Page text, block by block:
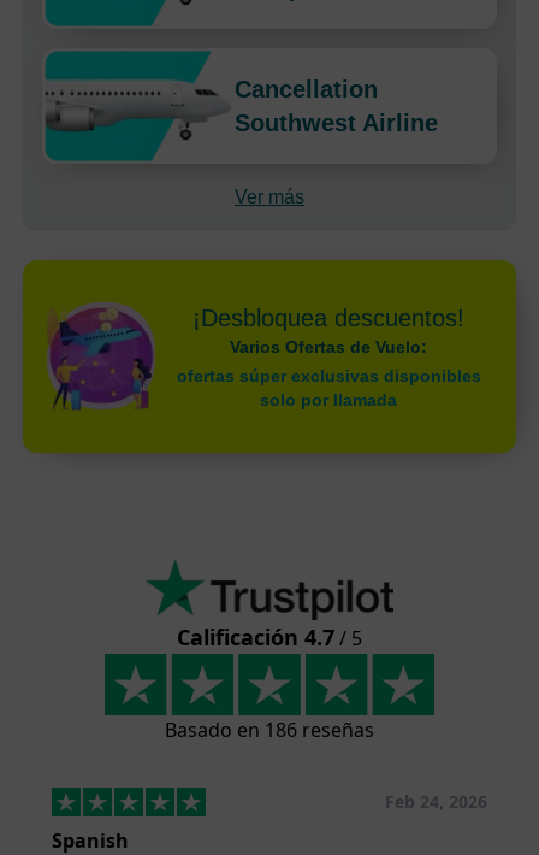
Cancellation
Southwest Airline
Ver más
¡Desbloquea descuentos!
Varios Ofertas de Vuelo:
ofertas súper exclusivas disponibles
solo por llamada
Calificación 4.7/ 5
Basado en 186 reseñas
Feb 24, 2026
Spanish